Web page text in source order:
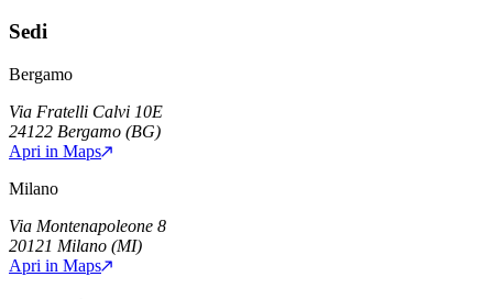
Sedi
Bergamo
Via Fratelli Calvi 10E
24122 Bergamo (BG)
Apri in Maps
Milano
Via Montenapoleone 8
20121 Milano (MI)
Apri in Maps